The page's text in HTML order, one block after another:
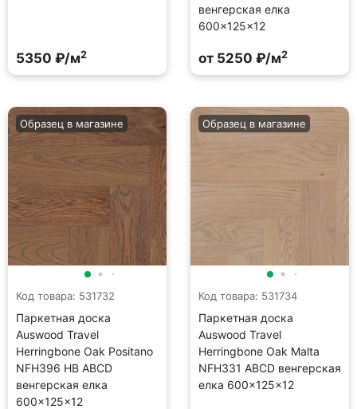
5350 ₽/м2
венгерская елка
600×125×12
от 5250 ₽/м2
Код товара: 531732
Паркетная доска
Auswood Travel
Herringbone Oak Positano
NFH396 HB АBСD
венгерская елка
600×125×12
Образец в магазине
Код товара: 531734
Паркетная доска
Auswood Travel
Herringbone Oak Malta
NFH331 АBСD венгерская
елка 600×125×12
Образец в магазине